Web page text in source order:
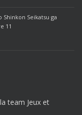
Seikatsu ga
11
team Jeux et